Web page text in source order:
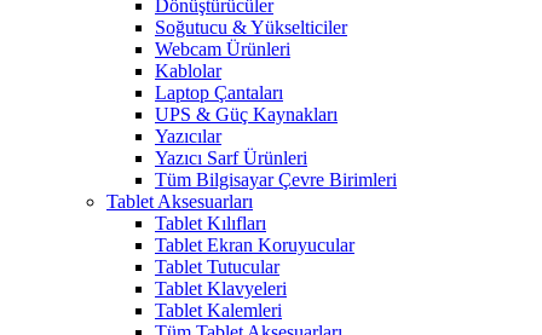
Dönüştürücüler
Soğutucu & Yükselticiler
Webcam Ürünleri
Kablolar
Laptop Çantaları
UPS & Güç Kaynakları
Yazıcılar
Yazıcı Sarf Ürünleri
Tüm Bilgisayar Çevre Birimleri
Tablet Aksesuarları
Tablet Kılıfları
Tablet Ekran Koruyucular
Tablet Tutucular
Tablet Klavyeleri
Tablet Kalemleri